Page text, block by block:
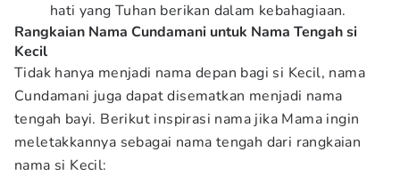
hati yang Tuhan berikan dalam kebahagiaan.
Rangkaian Nama Cundamani untuk Nama Tengah si
Kecil
Tidak hanya menjadi nama depan bagi si Kecil, nama
Cundamani juga dapat disematkan menjadi nama
tengah bayi. Berikut inspirasi nama jika Mama ingin
meletakkannya sebagai nama tengah dari rangkaian
nama si Kecil: